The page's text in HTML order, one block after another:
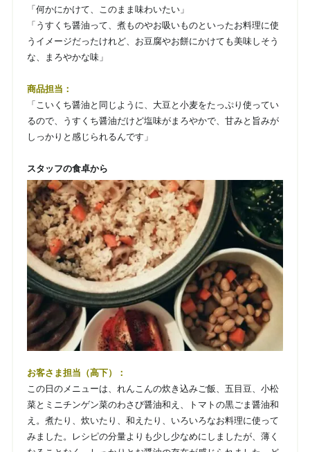
「何かにかけて、このまま味わいたい」
「うすくち醤油って、煮ものやお吸いものといったお料理に使
うイメージだったけれど、お豆腐やお餅にかけても美味しそう
な、まろやかな味」
商品担当：
「こいくち醤油と同じように、大豆と小麦をたっぷり使ってい
るので、うすくち醤油だけど塩味がまろやかで、甘みと旨みが
しっかりと感じられるんです」
スタッフの食卓から
お客さま担当（高下）：
この日のメニューは、れんこんの炊き込みご飯、五目豆、小松
菜とミニチンゲン菜のわさび醤油和え、トマトの黒ごま醤油和
え。煮たり、炊いたり、和えたり、いろいろなお料理に使って
みました。レシピの分量よりも少し少なめにしましたが、薄く